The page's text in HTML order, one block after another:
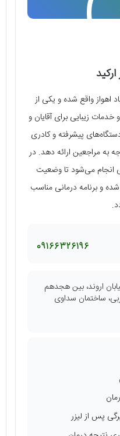
اهواز واقع شده و یکی از
خدمات زیبایی برای آقایان و
پیشرفته و کادری
به مراجعین ارائه دهد. در
انجام می‌شود تا وضعیت
و برنامه درمانی مناسب
09166326196
اروند، بین هجدهم
ساختمان سداوی
پس از لیزر